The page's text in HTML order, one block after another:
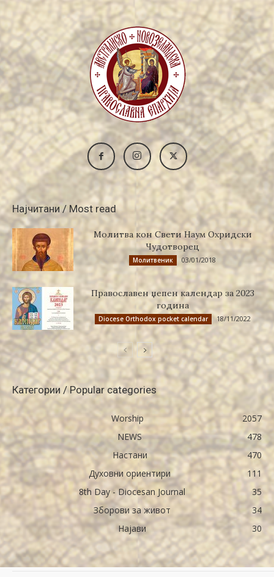
Најчитани / Most read
Молитва кон Свети Наум Охридски
Чудотворец
Молитвеник 03/01/2018
Православен џепен календар за 2023
година
Diocese Orthodox pocket calendar 18/11/2022
Категории / Popular categories
Worship
2057
NEWS
478
Настани
470
Духовни ориентири
111
8th Day - Diocesan Journal
35
Зборови за живот
34
Најави
30